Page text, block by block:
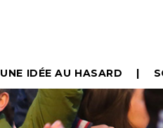
UNE IDÉE AU HASARD